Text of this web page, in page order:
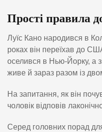
Прості правила
Луїс Кано народився в
роках він переїхав до
оселився в Нью-Йорку, а
живе й зараз разом із
На запитання, як він
чоловік відповів
Серед головних порад